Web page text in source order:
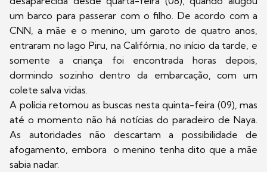
um barco para passerar com o filho. De acordo com a
CNN, a mãe e o menino, um garoto de quatro anos,
entraram no lago Piru, na Califórnia, no início da tarde, e
somente a criança foi encontrada horas depois,
dormindo sozinho dentro da embarcação, com um
colete salva vidas.
A polícia retomou as buscas nesta quinta-feira (09), mas
até o momento não há notícias do paradeiro de Naya.
As autoridades não descartam a possibilidade de
afogamento, embora o menino tenha dito que a mãe
sabia nadar.